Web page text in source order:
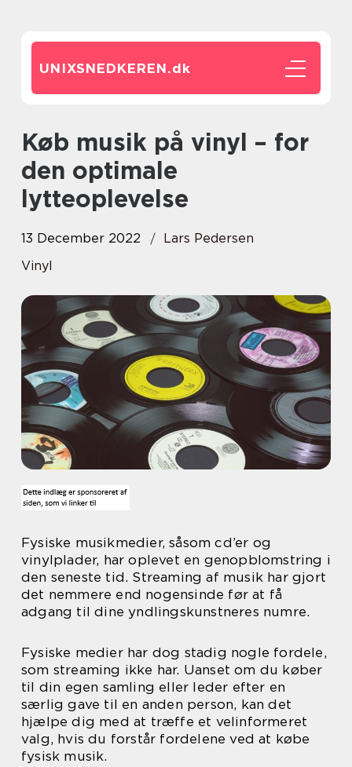
UNIXSNEDKEREN.dk
Køb musik på vinyl – for
den optimale
lytteoplevelse
13 December 2022
Lars Pedersen
Vinyl
Fysiske musikmedier, såsom cd’er og
vinylplader, har oplevet en genopblomstring i
den seneste tid. Streaming af musik har gjort
det nemmere end nogensinde før at få
adgang til dine yndlingskunstneres numre.
Fysiske medier har dog stadig nogle fordele,
som streaming ikke har. Uanset om du køber
til din egen samling eller leder efter en
særlig gave til en anden person, kan det
hjælpe dig med at træffe et velinformeret
valg, hvis du forstår fordelene ved at købe
fysisk musik.